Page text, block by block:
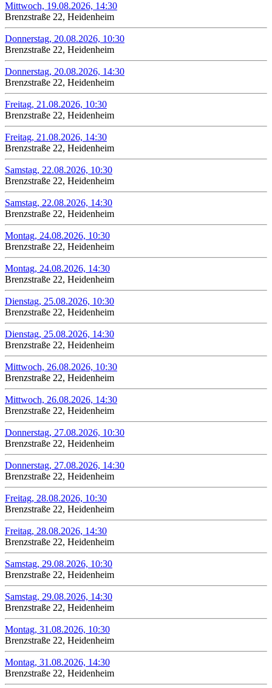
Mittwoch, 19.08.2026, 14:30
Brenzstraße 22, Heidenheim
Donnerstag, 20.08.2026, 10:30
Brenzstraße 22, Heidenheim
Donnerstag, 20.08.2026, 14:30
Brenzstraße 22, Heidenheim
Freitag, 21.08.2026, 10:30
Brenzstraße 22, Heidenheim
Freitag, 21.08.2026, 14:30
Brenzstraße 22, Heidenheim
Samstag, 22.08.2026, 10:30
Brenzstraße 22, Heidenheim
Samstag, 22.08.2026, 14:30
Brenzstraße 22, Heidenheim
Montag, 24.08.2026, 10:30
Brenzstraße 22, Heidenheim
Montag, 24.08.2026, 14:30
Brenzstraße 22, Heidenheim
Dienstag, 25.08.2026, 10:30
Brenzstraße 22, Heidenheim
Dienstag, 25.08.2026, 14:30
Brenzstraße 22, Heidenheim
Mittwoch, 26.08.2026, 10:30
Brenzstraße 22, Heidenheim
Mittwoch, 26.08.2026, 14:30
Brenzstraße 22, Heidenheim
Donnerstag, 27.08.2026, 10:30
Brenzstraße 22, Heidenheim
Donnerstag, 27.08.2026, 14:30
Brenzstraße 22, Heidenheim
Freitag, 28.08.2026, 10:30
Brenzstraße 22, Heidenheim
Freitag, 28.08.2026, 14:30
Brenzstraße 22, Heidenheim
Samstag, 29.08.2026, 10:30
Brenzstraße 22, Heidenheim
Samstag, 29.08.2026, 14:30
Brenzstraße 22, Heidenheim
Montag, 31.08.2026, 10:30
Brenzstraße 22, Heidenheim
Montag, 31.08.2026, 14:30
Brenzstraße 22, Heidenheim